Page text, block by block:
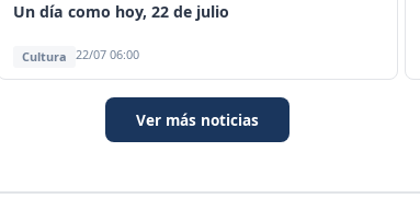
Un día como hoy, 22 de julio
Cultura 22/07 06:00
Ver más noticias